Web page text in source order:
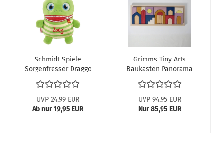
Schmidt Spiele
Sorgenfresser Draggo
42677
UVP 24,99 EUR
Ab nur 19,95 EUR
Grimms Tiny Arts
Baukasten Panorama
10219
UVP 94,95 EUR
Nur 85,95 EUR